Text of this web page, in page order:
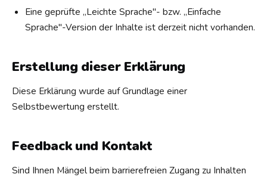
Eine geprüfte „Leichte Sprache"- bzw. „Einfache
Sprache"-Version der Inhalte ist derzeit nicht vorhanden.
Erstellung dieser Erklärung
Diese Erklärung wurde auf Grundlage einer
Selbstbewertung erstellt.
Feedback und Kontakt
Sind Ihnen Mängel beim barrierefreien Zugang zu Inhalten